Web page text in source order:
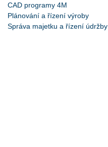
CAD programy 4M
Plánování a řízení výroby
Správa majetku a řízení údržby